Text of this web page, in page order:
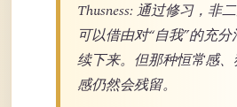
Thusness: 通过修习，非
可以借由对“自我”的充
续下来。但那种恒常感
感仍然会残留。